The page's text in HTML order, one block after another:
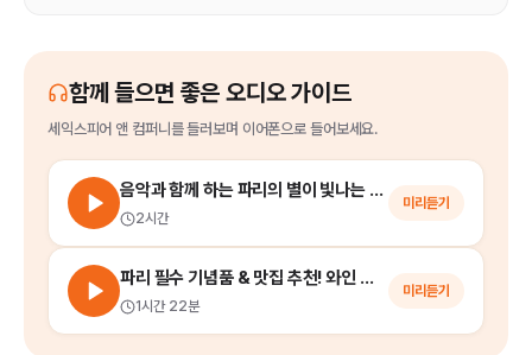
함께 들으면 좋은 오디오 가이드
세익스피어 앤 컴퍼니 를들러보며 이어폰으로 들어보세요.
음악과 함께 하는 파리의 별이 빛나는 밤에 (파리 야경 투어)
2시간
미리듣기
파리 필수 기념품 & 맛집 추천! 와인 전공 맛잘알 주아유 가이드와 떠나는 파리 6구 미식 워킹 투어
1시간 22분
미리듣기